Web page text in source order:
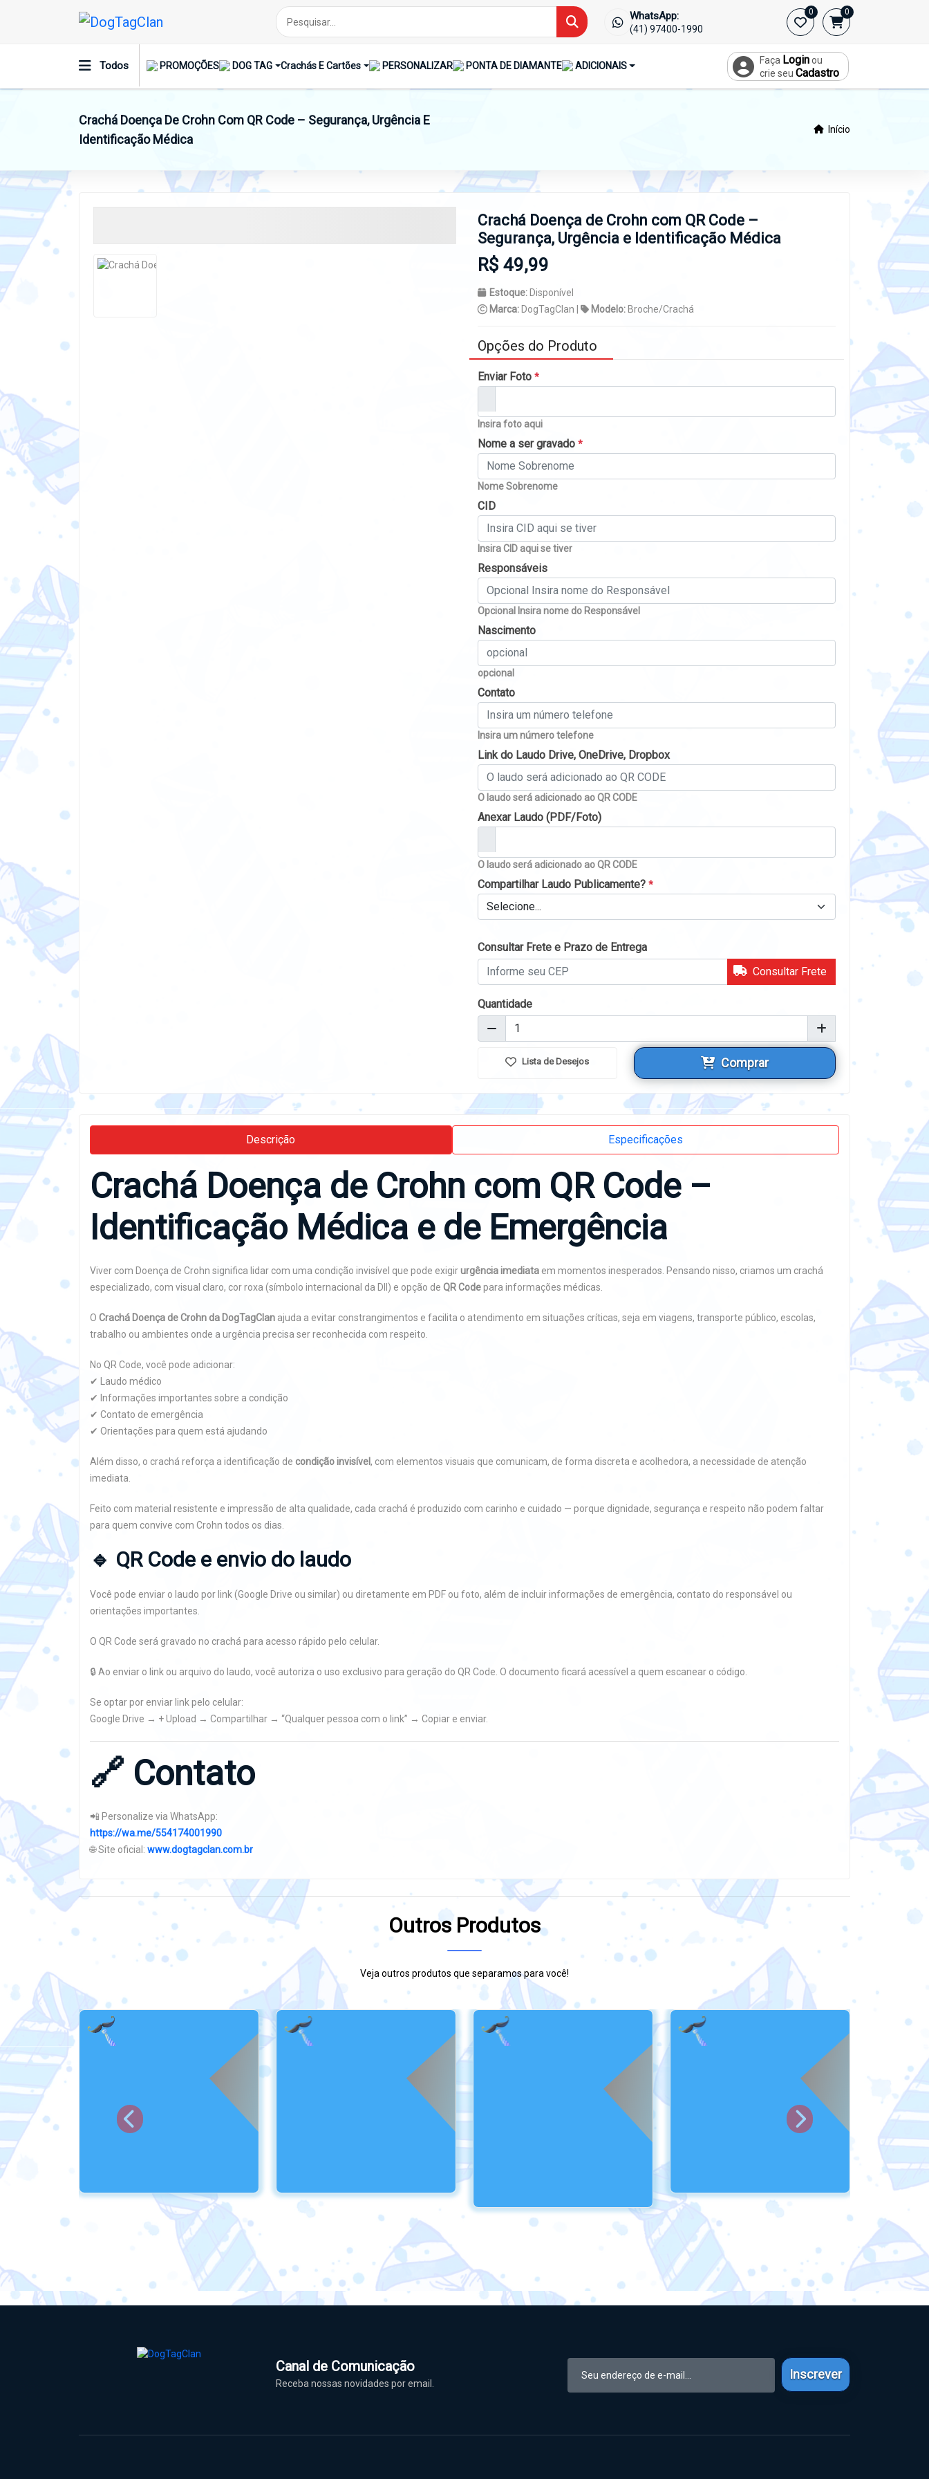
WhatsApp:
(41) 97400-1990
0 0
Todos PROMOÇÕES DOG TAG Crachás E Cartões PERSONALIZAR PONTA DE DIAMANTE ADICIONAIS Faça Loginou
crie seu Cadastro
Crachá Doença De Crohn Com QR Code – Segurança, Urgência E
Identificação Médica
Início
Crachá Doença de Crohn com QR Code –
Segurança, Urgência e Identificação Médica
R$ 49,99
Estoque:Disponível
Marca:DogTagClan | Modelo:Broche/Crachá
Opções do Produto
Enviar Foto *
Insira foto aqui
Nome a ser gravado *
Nome Sobrenome
CID
Insira CID aqui se tiver
Responsáveis
Opcional Insira nome do Responsável
Nascimento
opcional
Contato
Insira um número telefone
Link do Laudo Drive, OneDrive, Dropbox
O laudo será adicionado ao QR CODE
Anexar Laudo (PDF/Foto)
O laudo será adicionado ao QR CODE
Compartilhar Laudo Publicamente? *
Selecione...
Consultar Frete e Prazo de Entrega
Consultar Frete
Quantidade
Lista de Desejos Comprar
Descrição Especificações
Crachá Doença de Crohn com QR Code –
Identificação Médica e de Emergência
Viver com Doença de Crohn significa lidar com uma condição invisível que pode exigirurgência imediata em momentos inesperados. Pensando nisso, criamos um crachá
especializado, com visual claro, cor roxa (símbolo internacional da DII) e opção de QR Codepara informações médicas.
O Crachá Doença de Crohn da DogTagClan ajuda a evitar constrangimentos e facilita o atendimento em situações críticas, seja em viagens, transporte público, escolas,
trabalho ou ambientes onde a urgência precisa ser reconhecida com respeito.
No QR Code, você pode adicionar:
✔ Laudo médico
✔ Informações importantes sobre a condição
✔ Contato de emergência
✔ Orientações para quem está ajudando
Além disso, o crachá reforça a identificação de condição invisível, com elementos visuais que comunicam, de forma discreta e acolhedora, a necessidade de atenção
imediata.
Feito com material resistente e impressão de alta qualidade, cada crachá é produzido com carinho e cuidado — porque dignidade, segurança e respeito não podem faltar
para quem convive com Crohn todos os dias.
🔹 QR Code e envio do laudo
Você pode enviar o laudo por link (Google Drive ou similar) ou diretamente em PDF ou foto, além de incluir informações de emergência, contato do responsável ou
orientações importantes.
O QR Code será gravado no crachá para acesso rápido pelo celular.
🔒 Ao enviar o link ou arquivo do laudo, você autoriza o uso exclusivo para geração do QR Code. O documento ficará acessível a quem escanear o código.
Se optar por enviar link pelo celular:
Google Drive → + Upload → Compartilhar → “Qualquer pessoa com o link” → Copiar e enviar.
🔗 Contato
📲 Personalize via WhatsApp:
https://wa.me/554174001990
🌐 Site oficial: www.dogtagclan.com.br
Outros Produtos
Veja outros produtos que separamos para você!
Canal de Comunicação
Receba nossas novidades por email.
Inscrever